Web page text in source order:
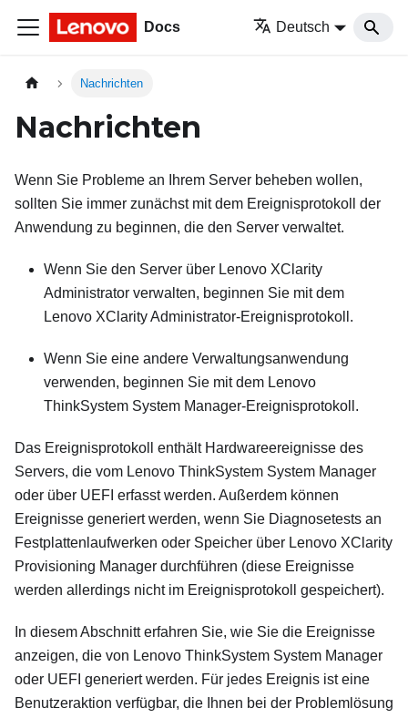
Docs Deutsch
Nachrichten
Nachrichten
Wenn Sie Probleme an Ihrem Server beheben wollen,
sollten Sie immer zunächst mit dem Ereignisprotokoll der
Anwendung zu beginnen, die den Server verwaltet.
Wenn Sie den Server über Lenovo XClarity
Administrator verwalten, beginnen Sie mit dem
Lenovo XClarity Administrator-Ereignisprotokoll.
Wenn Sie eine andere Verwaltungsanwendung
verwenden, beginnen Sie mit dem Lenovo
ThinkSystem System Manager-Ereignisprotokoll.
Das Ereignisprotokoll enthält Hardwareereignisse des
Servers, die vom Lenovo ThinkSystem System Manager
oder über UEFI erfasst werden. Außerdem können
Ereignisse generiert werden, wenn Sie Diagnosetests an
Festplattenlaufwerken oder Speicher über Lenovo XClarity
Provisioning Manager durchführen (diese Ereignisse
werden allerdings nicht im Ereignisprotokoll gespeichert).
In diesem Abschnitt erfahren Sie, wie Sie die Ereignisse
anzeigen, die von Lenovo ThinkSystem System Manager
oder UEFI generiert werden. Für jedes Ereignis ist eine
Benutzeraktion verfügbar, die Ihnen bei der Problemlösung